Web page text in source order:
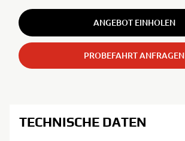
ANGEBOT EINHOLEN
PROBEFAHRT ANFRAGEN
TECHNISCHE DATEN